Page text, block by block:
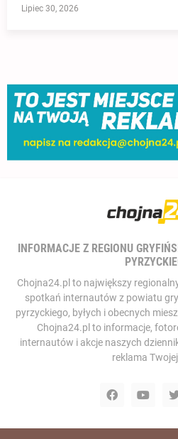
Lipiec 30, 2026
INFORMACJE Z REGIONU
Chojna24.pl to największy
spotkań internautów z powiatu
pyrzyckiego, byłych i obecnych
Chojna24.pl to informacje,
internautów i akcje naszych
reklama